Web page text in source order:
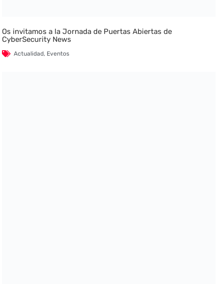
Os invitamos a la Jornada de Puertas Abiertas de
CyberSecurity News
Actualidad, Eventos